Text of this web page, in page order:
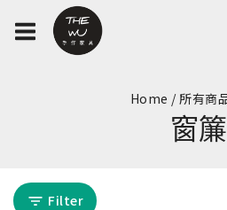
Home /所有商
窗簾
Filter